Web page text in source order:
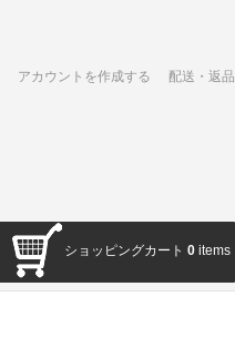
アカウントを作成する 配送・返品
ショッピングカート 0 items